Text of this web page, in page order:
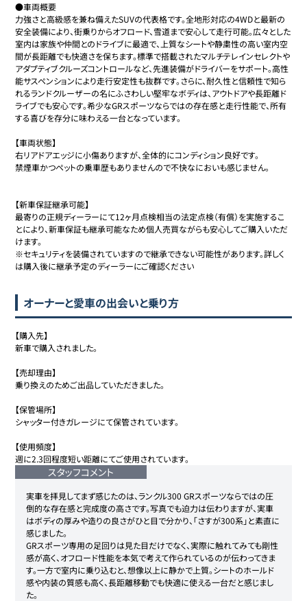
●車両概要
力強さと高級感を兼ね備えたSUVの代表格です。全地形対応の4WDと最新の
安全装備により、街乗りからオフロード、雪道まで安心して走行可能。広々とした
室内は家族や仲間とのドライブに最適で、上質なシートや静粛性の高い室内空
間が長距離でも快適さを保ちます。標準で搭載されたマルチテレインセレクトや
アダプティブクルーズコントロールなど、先進装備がドライバーをサポート。高性
能サスペンションにより走行安定性も抜群です。さらに、耐久性と信頼性で知ら
れるランドクルーザーの名にふさわしい堅牢なボディは、アウトドアや長距離ド
ライブでも安心です。希少なGRスポーツならではの存在感と走行性能で、所有
する喜びを存分に味わえる一台となっています。
【車両状態】
右リアドアエッジに小傷ありますが、全体的にコンディション良好です。
禁煙車かつペットの乗車歴もありませんので不快なにおいも感じません。
【新車保証継承可能】
最寄りの正規ディーラーにて12ヶ月点検相当の法定点検（有償）を実施するこ
とにより、新車保証も継承可能なため個人売買ながらも安心してご購入いただ
けます。
※セキュリティを装備されていますので継承できない可能性があります。詳しく
は購入後に継承予定のディーラーにご確認ください
オーナーと愛車の出会いと乗り方
【購入先】
新車で購入されました。
【売却理由】
乗り換えのためご出品していただきました。
【保管場所】
シャッター付きガレージにて保管されています。
【使用頻度】
週に2.3回程度短い距離にてご使用されています。
スタッフコメント
実車を拝見してまず感じたのは、ランクル300 GRスポーツならではの圧
倒的な存在感と完成度の高さです。写真でも迫力は伝わりますが、実車
はボディの厚みや造りの良さがひと目で分かり、「さすが300系」と素直に
感じました。
GRスポーツ専用の足回りは見た目だけでなく、実際に触れてみても剛性
感が高く、オフロード性能を本気で考えて作られているのが伝わってきま
す。一方で室内に乗り込むと、想像以上に静かで上質。シートのホールド
感や内装の質感も高く、長距離移動でも快適に使える一台だと感じまし
た。